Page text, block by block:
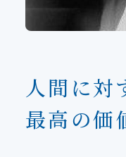
人間に対
最高の価